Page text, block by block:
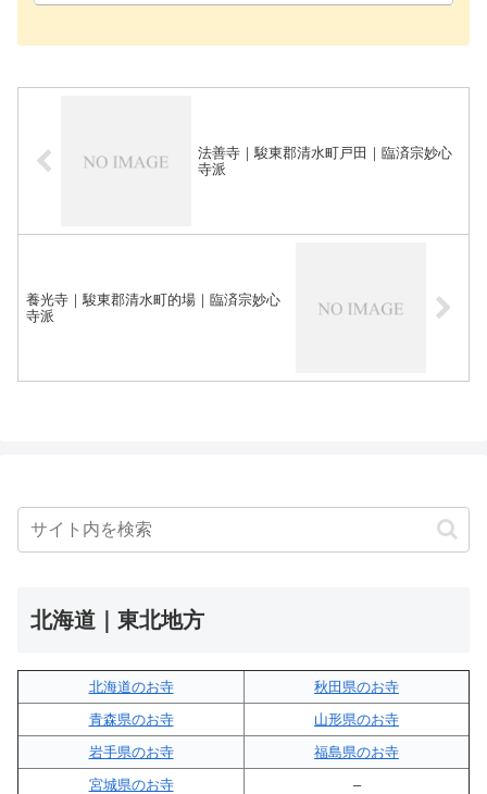
法善寺｜駿東郡清水町戸田｜臨済宗妙心
寺派
養光寺｜駿東郡清水町的場｜臨済宗妙心
寺派
北海道｜東北地方
北海道のお寺
秋田県のお寺
青森県のお寺
山形県のお寺
岩手県のお寺
福島県のお寺
宮城県のお寺
–